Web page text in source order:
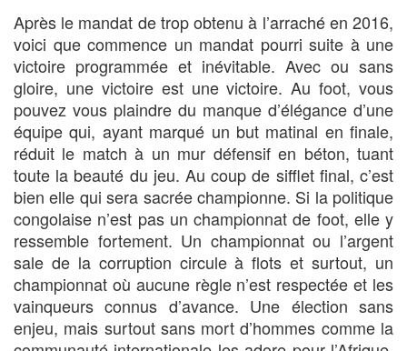
Après le mandat de trop obtenu à l’arraché en 2016,
voici que commence un mandat pourri suite à une
victoire programmée et inévitable. Avec ou sans
gloire, une victoire est une victoire. Au foot, vous
pouvez vous plaindre du manque d’élégance d’une
équipe qui, ayant marqué un but matinal en finale,
réduit le match à un mur défensif en béton, tuant
toute la beauté du jeu. Au coup de sifflet final, c’est
bien elle qui sera sacrée championne. Si la politique
congolaise n’est pas un championnat de foot, elle y
ressemble fortement. Un championnat ou l’argent
sale de la corruption circule à flots et surtout, un
championnat où aucune règle n’est respectée et les
vainqueurs connus d’avance. Une élection sans
enjeu, mais surtout sans mort d’hommes comme la